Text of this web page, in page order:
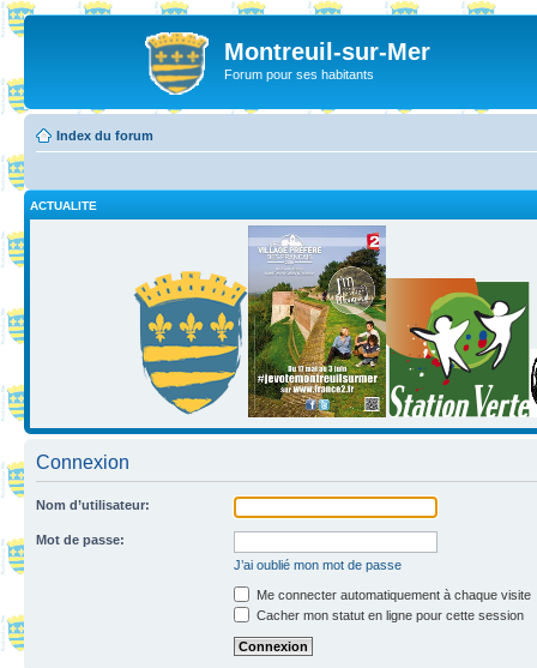
Montreuil-sur-Mer
Forum pour ses habitants
Index du forum
ACTUALITE
Connexion
Nom d’utilisateur:
Mot de passe:
J’ai oublié mon mot de passe
Me connecter automatiquement à chaque visite
Cacher mon statut en ligne pour cette session